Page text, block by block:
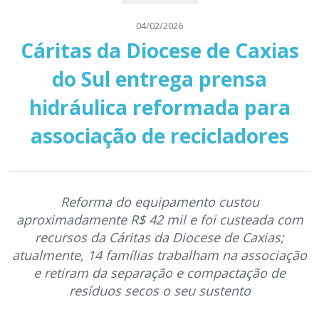
04/02/2026
Cáritas da Diocese de Caxias
do Sul entrega prensa
hidráulica reformada para
associação de recicladores
Reforma do equipamento custou
aproximadamente R$ 42 mil e foi custeada com
recursos da Cáritas da Diocese de Caxias;
atualmente, 14 famílias trabalham na associação
e retiram da separação e compactação de
resíduos secos o seu sustento